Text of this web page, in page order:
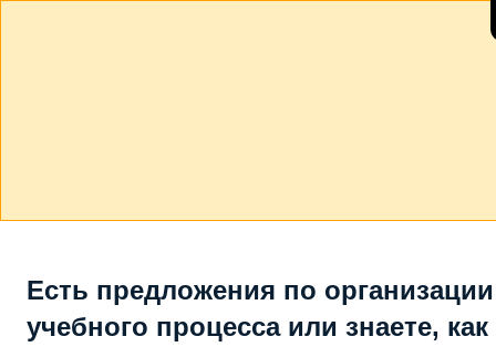
Есть предложения по организации
учебного процесса или знаете, как